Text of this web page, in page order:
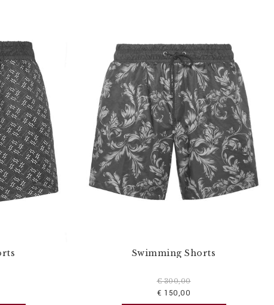
Swimming Shorts
€ 300,00
€ 150,00